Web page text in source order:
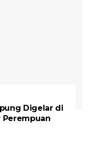
Digelar di
Perempuan